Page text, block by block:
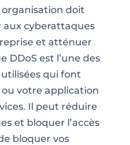
doit
aux cyberattaques
et atténuer
DDoS est l’une des
qui font
votre application
Il peut réduire
et bloquer l’accès
bloquer vos